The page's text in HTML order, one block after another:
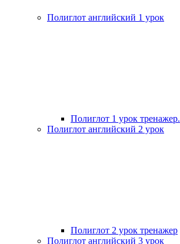
Полиглот английский 1 урок
Полиглот 1 урок тренажер.
Полиглот английский 2 урок
Полиглот 2 урок тренажер
Полиглот английский 3 урок